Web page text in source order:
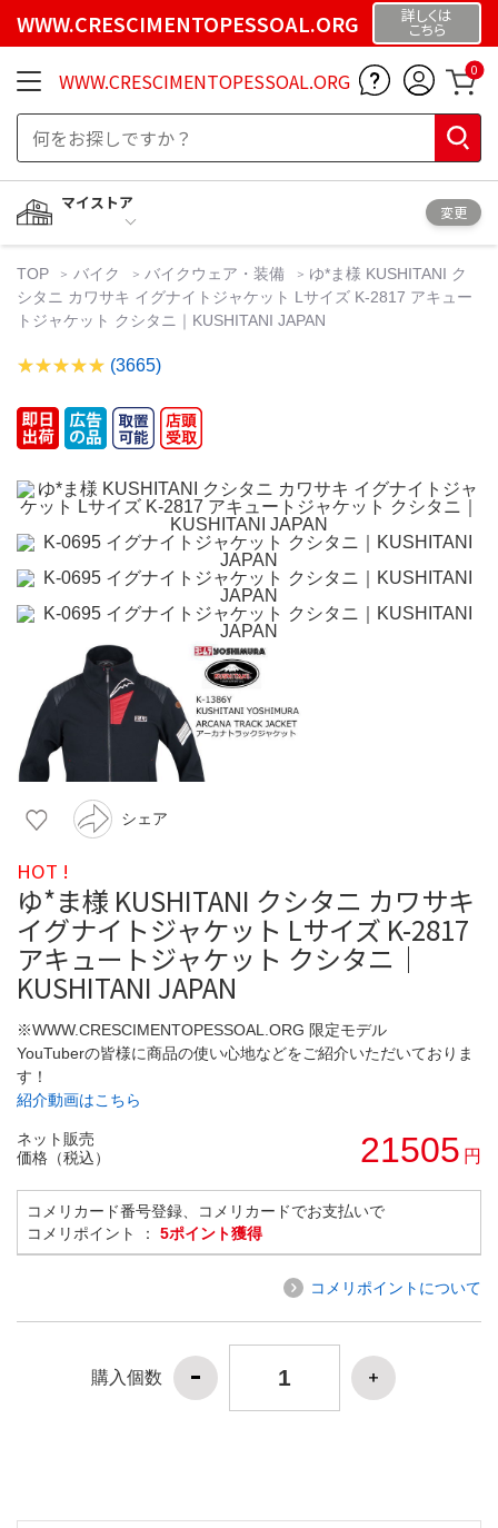
WWW.CRESCIMENTOPESSOAL.ORG 詳しくは
こちら
WWW.CRESCIMENTOPESSOAL.ORG 0
マイストア
変更
TOP バイク バイクウェア・装備
ゆ*ま様 KUSHITANI ク
シタニ カワサキ イグナイトジャケット Lサイズ K-2817 アキュー
トジャケット クシタニ｜KUSHITANI JAPAN
(3665)
シェア
HOT !
ゆ*ま様 KUSHITANI クシタニ カワサキ
イグナイトジャケット Lサイズ K-2817
アキュートジャケット クシタニ｜
KUSHITANI JAPAN
※WWW.CRESCIMENTOPESSOAL.ORG 限定モデル
YouTuberの皆様に商品の使い心地などをご紹介いただいておりま
す！
紹介動画はこちら
ネット販売
価格（税込）
21505 円
コメリカード番号登録、コメリカードでお支払いで
コメリポイント ： 5ポイント獲得
コメリポイントについて
購入個数